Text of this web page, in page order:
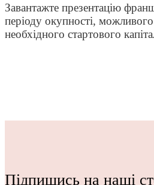
Завантажте презентацію
періоду окупності, можливого
необхідного стартового
Підпишись на наші